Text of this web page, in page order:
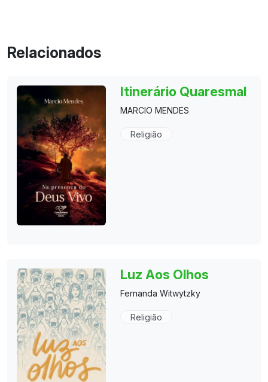
Relacionados
Itinerário Quaresmal
MARCIO MENDES
Religião
Luz Aos Olhos
Fernanda Witwytzky
Religião